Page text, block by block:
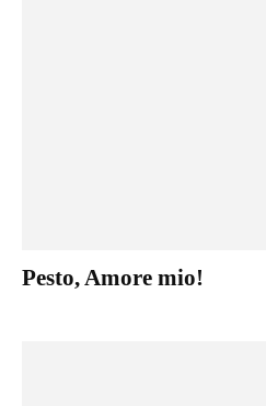
Pesto, Amore mio!